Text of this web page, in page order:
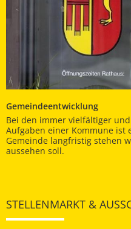
Gemeindeentwicklung
Bei den immer vielfältiger
Aufgaben einer Kommune ist
Gemeinde langfristig stehen
aussehen soll.
STELLENMARKT &